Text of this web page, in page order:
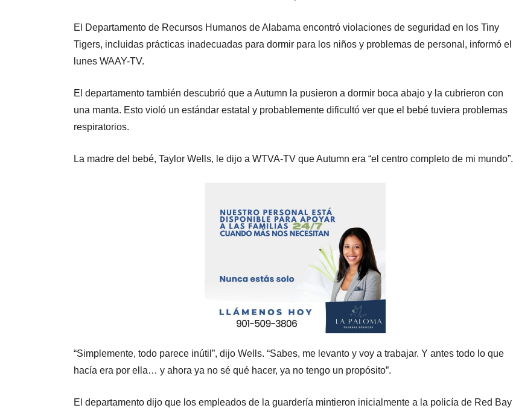
El Departamento de Recursos Humanos de Alabama encontró violaciones de seguridad en los Tiny
Tigers, incluidas prácticas inadecuadas para dormir para los niños y problemas de personal, informó el
lunes WAAY-TV.
El departamento también descubrió que a Autumn la pusieron a dormir boca abajo y la cubrieron con
una manta. Esto violó un estándar estatal y probablemente dificultó ver que el bebé tuviera problemas
respiratorios.
La madre del bebé, Taylor Wells, le dijo a WTVA-TV que Autumn era “el centro completo de mi mundo”.
“Simplemente, todo parece inútil”, dijo Wells. “Sabes, me levanto y voy a trabajar. Y antes todo lo que
hacía era por ella… y ahora ya no sé qué hacer, ya no tengo un propósito”.
El departamento dijo que los empleados de la guardería mintieron inicialmente a la policía de Red Bay